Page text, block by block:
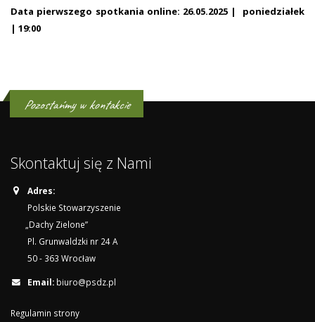
Data pierwszego spotkania online: 26.05.2025 | poniedziałek
| 19:00
Pozostańmy w kontakcie
Skontaktuj się z Nami
Adres:
Polskie Stowarzyszenie
„Dachy Zielone”
Pl. Grunwaldzki nr 24 A
50 - 363 Wrocław
Email: biuro@psdz.pl
Regulamin strony